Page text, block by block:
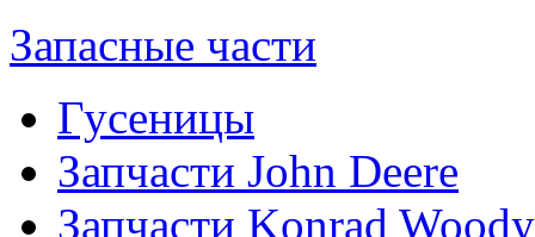
Запасные части
Гусеницы
Запчасти John Deere
Запчасти Konrad Woody